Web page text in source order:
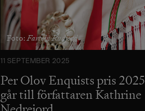
Foto:Fartein Rudjord
11 SEPTEMBER 2025
Per Olov Enquists pris 2025
går till författaren Kathrine